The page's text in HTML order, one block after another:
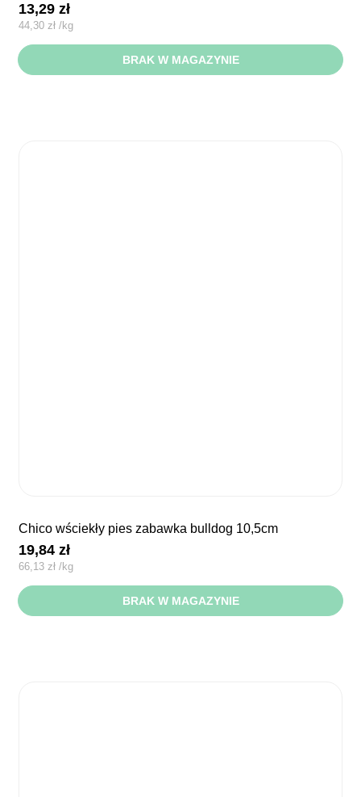
13,29zł
44,30zł /kg
BRAK W MAGAZYNIE
chico wściekły pies zabawka bulldog 10,5cm
19,84zł
66,13zł /kg
BRAK W MAGAZYNIE